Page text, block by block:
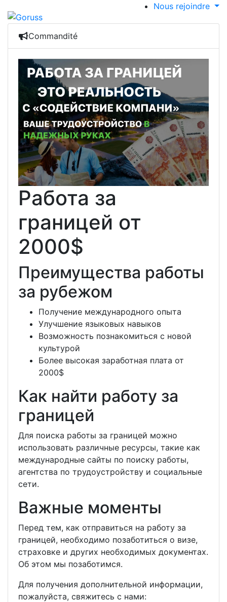
Nous rejoindre
Commandité
Работа за
границей от
2000$
Преимущества работы
за рубежом
Получение международного опыта
Улучшение языковых навыков
Возможность познакомиться с новой
культурой
Более высокая заработная плата от
2000$
Как найти работу за
границей
Для поиска работы за границей можно
использовать различные ресурсы, такие как
международные сайты по поиску работы,
агентства по трудоустройству и социальные
сети.
Важные моменты
Перед тем, как отправиться на работу за
границей, необходимо позаботиться о визе,
страховке и других необходимых документах.
Об этом мы позаботимся.
Для получения дополнительной информации,
пожалуйста, свяжитесь с нами: